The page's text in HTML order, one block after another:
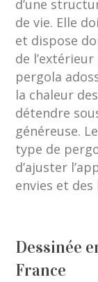
d’une
de vie. Elle
et dispose
de
pergola
la chaleur
détendre
généreuse.
type de
d’ajuster
envies et des
Dessinée
France